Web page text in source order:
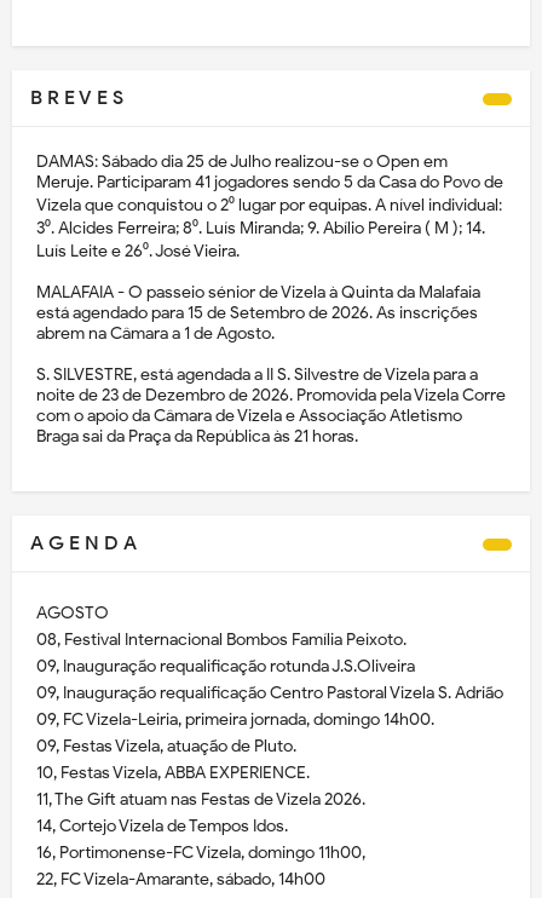
B R E V E S
DAMAS: Sábado dia 25 de Julho realizou-se o Open em
Meruje. Participaram 41 jogadores sendo 5 da Casa do Povo de
Vizela que conquistou o 2⁰ lugar por equipas. A nível individual:
3⁰. Alcides Ferreira; 8⁰. Luís Miranda; 9. Abílio Pereira ( M ); 14.
Luís Leite e 26⁰. José Vieira.
MALAFAIA - O passeio sénior de Vizela à Quinta da Malafaia
está agendado para 15 de Setembro de 2026. As inscrições
abrem na Câmara a 1 de Agosto.
S. SILVESTRE, está agendada a II S. Silvestre de Vizela para a
noite de 23 de Dezembro de 2026. Promovida pela Vizela Corre
com o apoio da Câmara de Vizela e Associação Atletismo
Braga sai da Praça da República às 21 horas.
A G E N D A
AGOSTO
08, Festival Internacional Bombos Família Peixoto.
09, Inauguração requalificação rotunda J.S.Oliveira
09, Inauguração requalificação Centro Pastoral Vizela S. Adrião
09, FC Vizela-Leiria, primeira jornada, domingo 14h00.
09, Festas Vizela, atuação de Pluto.
10, Festas Vizela, ABBA EXPERIENCE.
11, The Gift atuam nas Festas de Vizela 2026.
14, Cortejo Vizela de Tempos Idos.
16, Portimonense-FC Vizela, domingo 11h00,
22, FC Vizela-Amarante, sábado, 14h00